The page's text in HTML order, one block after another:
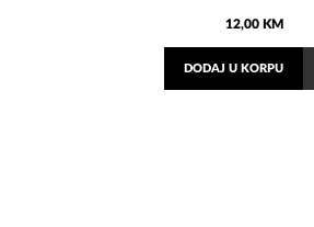
12,00 KM
DODAJ U KORPU